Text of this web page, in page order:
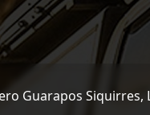
Guarapos Siquirres,